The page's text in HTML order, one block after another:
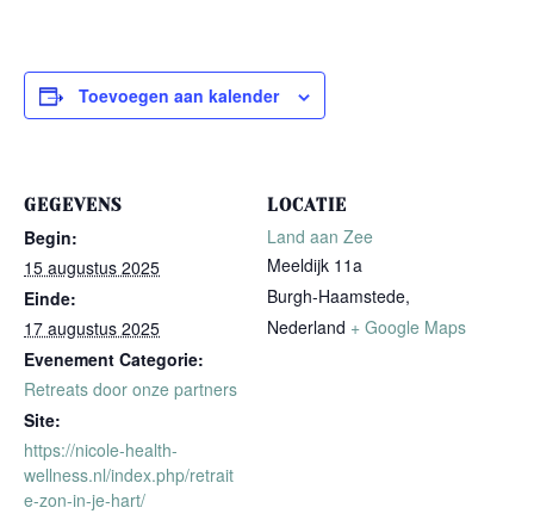
Toevoegen aan kalender
GEGEVENS
Begin:
15 augustus 2025
Einde:
17 augustus 2025
Evenement Categorie:
Retreats door onze partners
Site:
https://nicole-health-
wellness.nl/index.php/retrait
e-zon-in-je-hart/
LOCATIE
Land aan Zee
Meeldijk 11a
Burgh-Haamstede,
Nederland + Google Maps